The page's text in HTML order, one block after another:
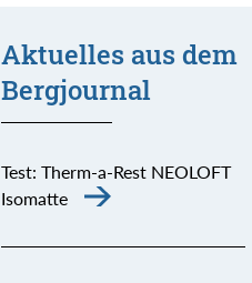
Aktuelles aus dem
Bergjournal
Test: Therm-a-Rest NEOLOFT
Isomatte